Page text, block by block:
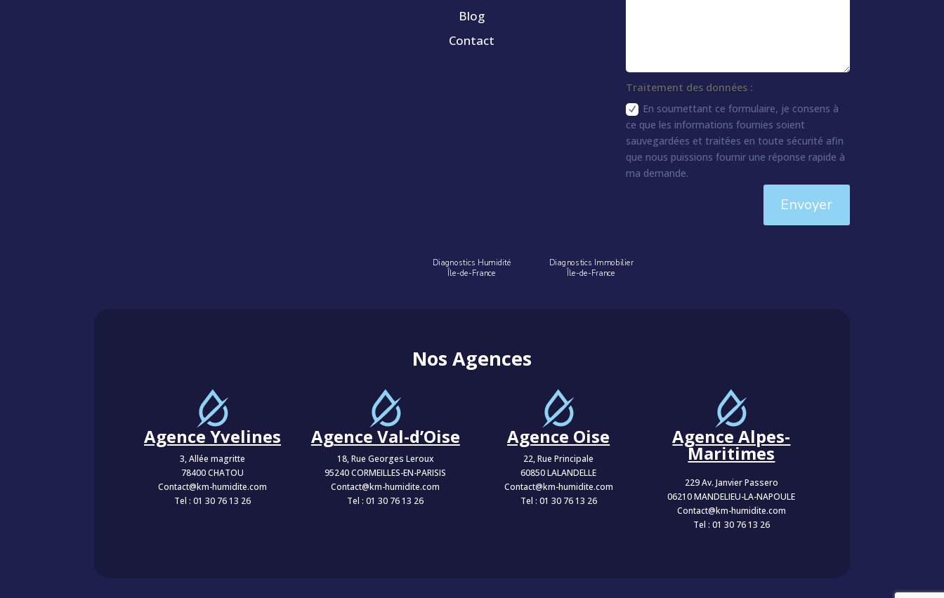
Blog
Contact
Traitement des données :
En soumettant ce formulaire, je consens à
ce que les informations fournies soient
sauvegardées et traitées en toute sécurité afin
que nous puissions fournir une réponse rapide à
ma demande.
Envoyer
Diagnostics Humidité
Île-de-France
Diagnostics Immobilier
Île-de-France
Nos Agences
Agence Yvelines
3, Allée magritte
78400 CHATOU
Contact@km-humidite.com
Tel :01 30 76 13 26
Agence Val-d’Oise
18, Rue Georges Leroux
95240 CORMEILLES-EN-PARISIS
Contact@km-humidite.com
Tel :01 30 76 13 26
Agence Oise
22, Rue Principale
60850 LALANDELLE
Contact@km-humidite.com
Tel : 01 30 76 13 26
Agence Alpes-
Maritimes
229 Av. Janvier Passero
06210 MANDELIEU-LA-NAPOULE
Contact@km-humidite.com
Tel : 01 30 76 13 26